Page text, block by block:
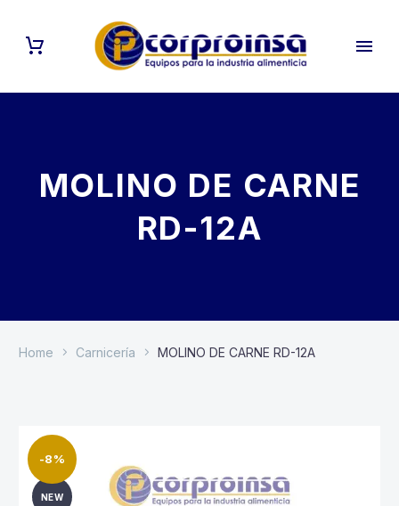
MOLINO DE CARNE
RD-12A
Home Carnicería MOLINO DE CARNE RD-12A
-8%
NEW